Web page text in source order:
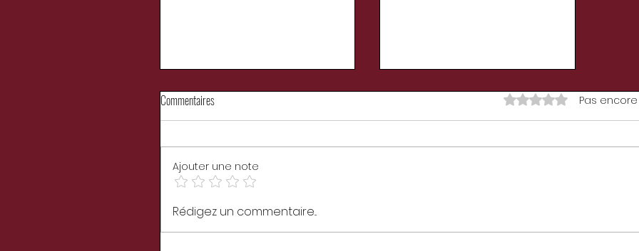
VAMPIRE SOLITAIRE de Priscilla
LLorca
Commentaires Noté 0 étoile sur 5.
Pas
Ajouter une note
Rédigez un commentaire...